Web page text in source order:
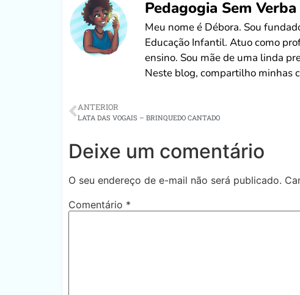
Pedagogia Sem Verba
Meu nome é Débora. Sou
Educação Infantil. Atuo como
ensino. Sou mãe de uma linda
Neste blog, compartilho minhas
ANTERIOR
LATA DAS VOGAIS – BRINQUEDO CANTADO
Deixe um comentário
O seu endereço de e-mail não será publicado.
Comentário *